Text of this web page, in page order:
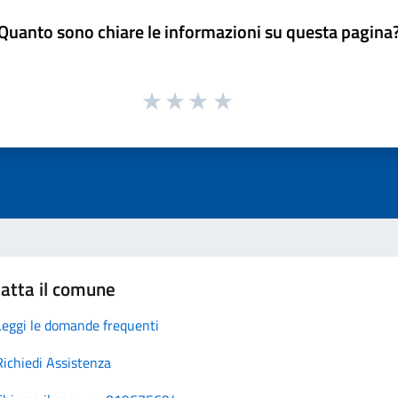
sono chiare le informazioni su questa
il comune
le domande frequenti
Assistenza